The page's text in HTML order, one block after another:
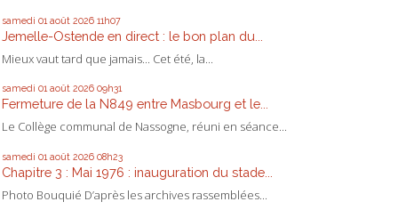
samedi 01 août 2026 11h07
Jemelle-Ostende en direct : le bon plan du...
Mieux vaut tard que jamais... Cet été, la...
samedi 01 août 2026 09h31
Fermeture de la N849 entre Masbourg et le...
Le Collège communal de Nassogne, réuni en séance...
samedi 01 août 2026 08h23
Chapitre 3 : Mai 1976 : inauguration du stade...
Photo Bouquié D’après les archives rassemblées...